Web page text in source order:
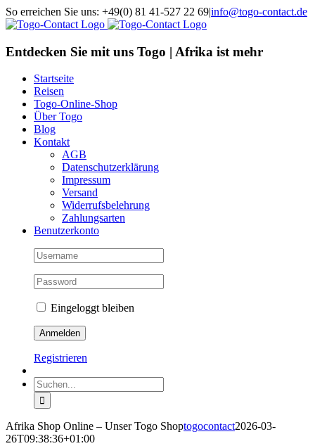
Skip
to
So erreichen Sie uns: +49(0) 81 41-527 22 69|info@togo-contact.de
Facebook
Instagram
Pinterest
X
Rss
E-
Entdecken Sie mit uns Togo | Afrika ist mehr
Startseite
Reisen
Togo-Online-Shop
Über Togo
Blog
Kontakt
AGB
Datenschutzerklärung
Impressum
Versand
Widerrufsbelehrung
Zahlungsarten
Benutzerkonto
Eingeloggt bleiben
Registrieren
Suche
nach:
Afrika Shop Online – Unser Togo Shoptogocontact2026-03-
26T09:38:36+01:00